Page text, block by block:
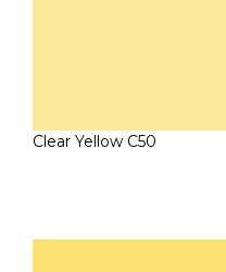
Clear Yellow C50